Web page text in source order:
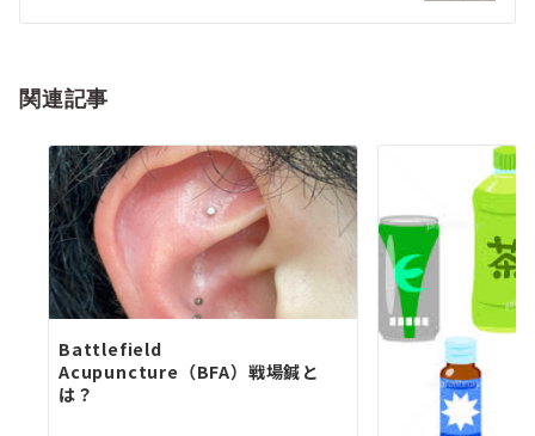
シ
ン
関連記事
Battlefield
Acupuncture（BFA）戦場鍼と
は？